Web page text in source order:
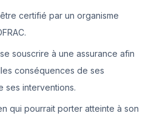
certifié par un organisme
souscrire à une assurance afin
conséquences de ses
ses interventions.
qui pourrait porter atteinte à son